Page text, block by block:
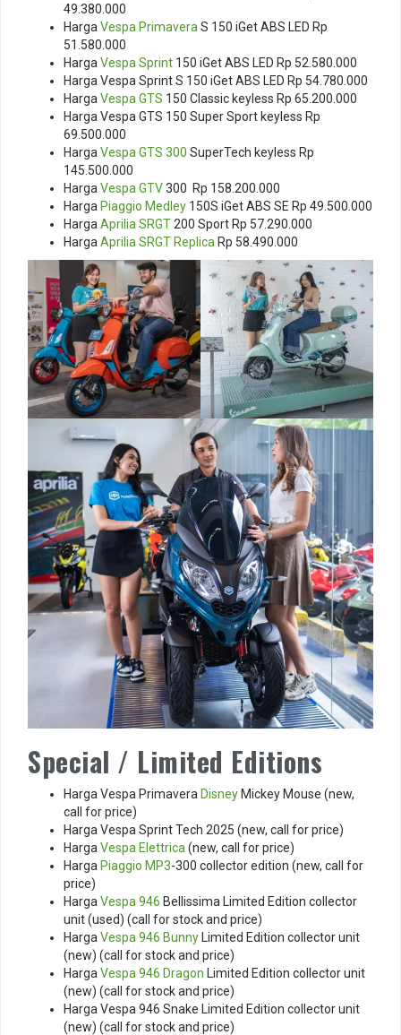
49.380.000
HargaVespa PrimaveraS 150 iGet ABS LED Rp
51.580.000
HargaVespa Sprint 150 iGet ABS LED Rp 52.580.000
Harga Vespa Sprint S 150 iGet ABS LED Rp 54.780.000
HargaVespa GTS 150 Classic keyless Rp 65.200.000
Harga Vespa GTS 150 Super Sport keyless Rp
69.500.000
HargaVespa GTS 300 SuperTech keyless Rp
145.500.000
HargaVespa GTV300 Rp 158.200.000
Harga Piaggio Medley 150S iGet ABS SE Rp 49.500.000
HargaAprilia SRGT200 Sport Rp 57.290.000
HargaAprilia SRGT Replica Rp 58.490.000
Special / Limited Editions
Harga Vespa Primavera Disney Mickey Mouse (new,
call for price)
Harga Vespa Sprint Tech 2025 (new, call for price)
Harga Vespa Elettrica (new, call for price)
Harga Piaggio MP3-300 collector edition (new, call for
price)
Harga Vespa 946 Bellissima Limited Edition collector
unit (used) (call for stock and price)
Harga Vespa 946 Bunny Limited Edition collector unit
(new) (call for stock and price)
Harga Vespa 946 Dragon Limited Edition collector unit
(new) (call for stock and price)
Harga Vespa 946 Snake Limited Edition collector unit
(new) (call for stock and price)